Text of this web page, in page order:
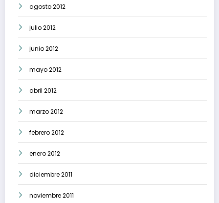
agosto 2012
julio 2012
junio 2012
mayo 2012
abril 2012
marzo 2012
febrero 2012
enero 2012
diciembre 2011
noviembre 2011